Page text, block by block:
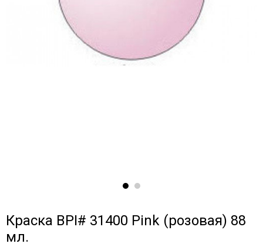
Краска BPI# 31400 Pink (розовая) 88
мл.